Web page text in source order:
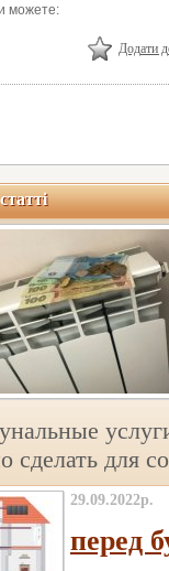
можете:
Додати
сделать для
29.09.2022р.
перед